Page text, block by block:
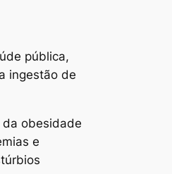
pública,
ingestão de
da obesidade
e